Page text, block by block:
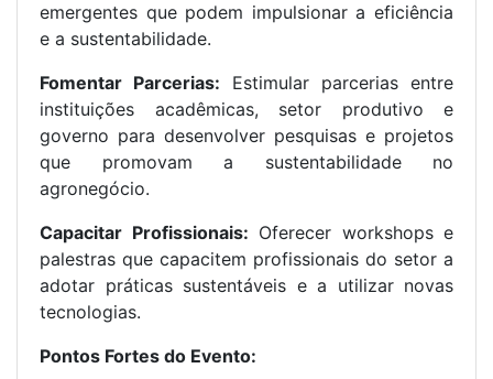
emergentes que podem impulsionar a eficiência
e a sustentabilidade.
Fomentar Parcerias: Estimular parcerias entre
instituições acadêmicas, setor produtivo e
governo para desenvolver pesquisas e projetos
que promovam a sustentabilidade no
agronegócio.
Capacitar Profissionais: Oferecer workshops e
palestras que capacitem profissionais do setor a
adotar práticas sustentáveis e a utilizar novas
tecnologias.
Pontos Fortes do Evento: